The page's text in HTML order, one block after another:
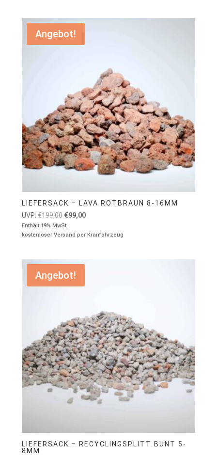
Angebot!
LIEFERSACK – LAVA ROTBRAUN 8-16MM
UVP: €199,00 Ursprünglicher
Preis
war:
€99,00Aktueller
ist:
Enthält 19% MwSt.
kostenloser Versand per Kranfahrzeug
Angebot!
LIEFERSACK – RECYCLINGSPLITT BUNT 5-
8MM